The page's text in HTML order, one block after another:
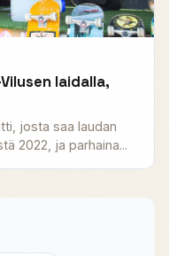
laidalla,
josta saa laudan
2022, ja parhaina...